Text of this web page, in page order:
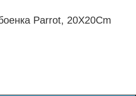
Parrot, 20X20Cm